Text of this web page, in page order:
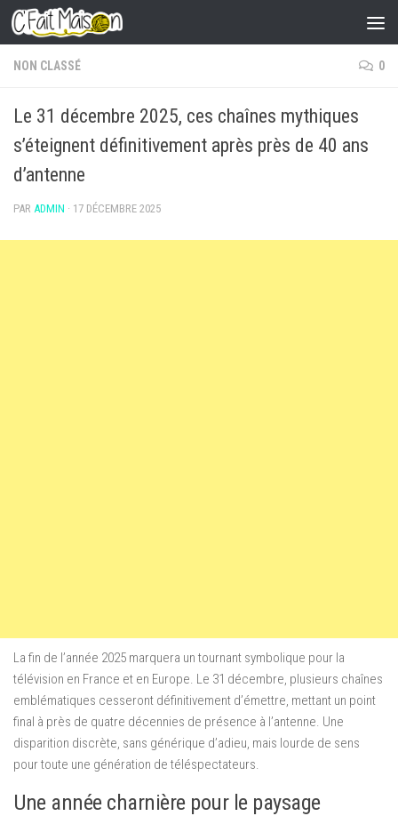
Skip to content
NON CLASSÉ 0
Le 31 décembre 2025, ces chaînes mythiques
s’éteignent définitivement après près de 40 ans
d’antenne
PAR ADMIN · 17 DÉCEMBRE 2025
La fin de l’année 2025 marquera un tournant symbolique pour la
télévision en France et en Europe. Le 31 décembre, plusieurs chaînes
emblématiques cesseront définitivement d’émettre, mettant un point
final à près de quatre décennies de présence à l’antenne. Une
disparition discrète, sans générique d’adieu, mais lourde de sens
pour toute une génération de téléspectateurs.
Une année charnière pour le paysage